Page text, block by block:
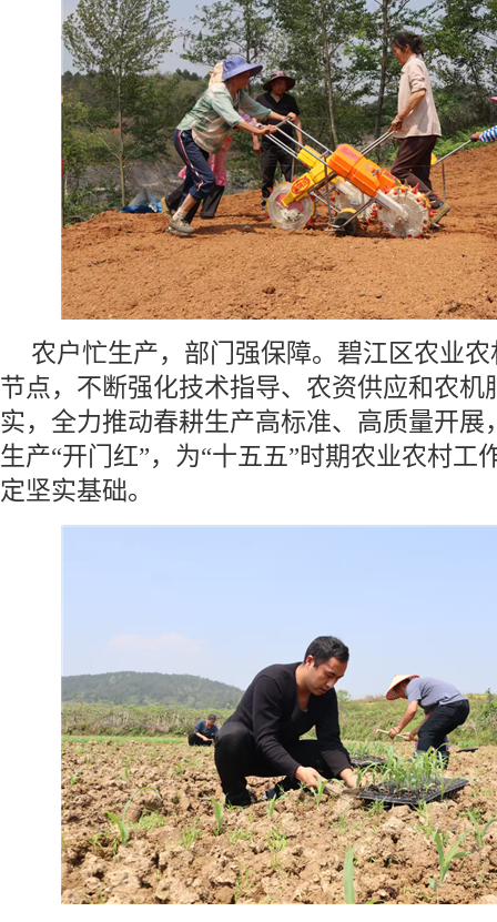
农户忙生产，部门强保障。碧江区农业
节点，不断强化技术指导、农资供应和农机
实，全力推动春耕生产高标准、高质量开展
生产“开门红”，为“十五五”时期农业农村工
定坚实基础。